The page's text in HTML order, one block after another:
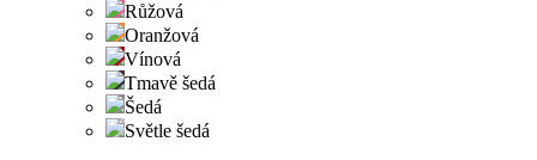
Růžová
Oranžová
Vínová
Tmavě šedá
Šedá
Světle šedá